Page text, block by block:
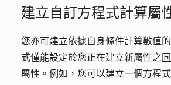
建立自訂方程式計算屬
您亦可建立依據自身條件計算數值
式僅能設定於您正在建立新屬性之
屬性。例如，您可以建立一個方程